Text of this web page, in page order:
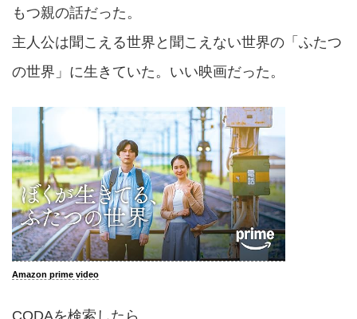
もつ親の話だった。
主人公は聞こえる世界と聞こえない世界の「ふたつ
の世界」に生きていた。いい映画だった。
Amazon prime video